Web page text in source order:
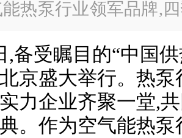
能热泵行业领军品牌,
,备受瞩目的“中国
京盛大举行。热
力企业齐聚一堂,
。作为空气能热